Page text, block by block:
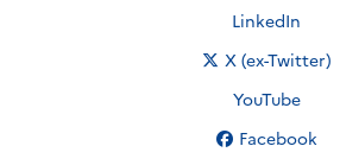
Nous suivre sur
LinkedIn
Nous suivre sur
X (ex-Twitter)
Nous suivre sur
YouTube
Nous suivre
Facebook